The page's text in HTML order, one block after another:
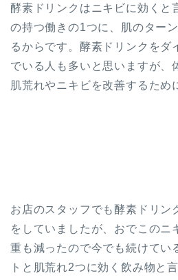
酵素ドリンクはニキビに効くと
の持つ働きの1つに、肌のター
るからです。酵素ドリンクをダ
でいる人も多いと思いますが、
肌荒れやニキビを改善するため
お店のスタッフでも酵素ドリン
をしていましたが、おでこのニ
重も減ったので今でも続けてい
トと肌荒れ2つに効く飲み物と